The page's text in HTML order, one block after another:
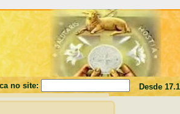
não beberdes o seu sangue, não tereis a
no site: Desde